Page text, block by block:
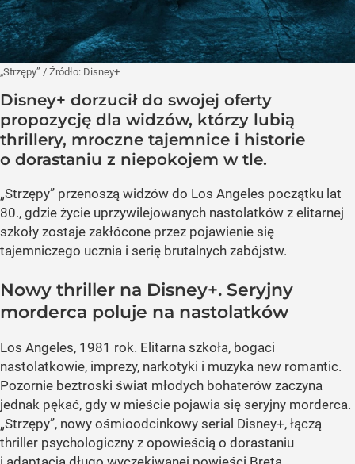
„Strzępy” / Źródło: Disney+
Disney+ dorzucił do swojej oferty
propozycję dla widzów, którzy lubią
thrillery, mroczne tajemnice i historie
o dorastaniu z niepokojem w tle.
„Strzępy” przenoszą widzów do Los Angeles początku lat
80., gdzie życie uprzywilejowanych nastolatków z elitarnej
szkoły zostaje zakłócone przez pojawienie się
tajemniczego ucznia i serię brutalnych zabójstw.
Nowy thriller na Disney+. Seryjny
morderca poluje na nastolatków
Los Angeles, 1981 rok. Elitarna szkoła, bogaci
nastolatkowie, imprezy, narkotyki i muzyka new romantic.
Pozornie beztroski świat młodych bohaterów zaczyna
jednak pękać, gdy w mieście pojawia się seryjny morderca.
„Strzępy”, nowy ośmioodcinkowy serial Disney+, łączą
thriller psychologiczny z opowieścią o dorastaniu